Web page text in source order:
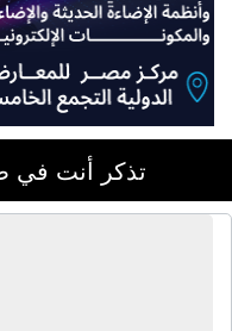
تذكر أنت في